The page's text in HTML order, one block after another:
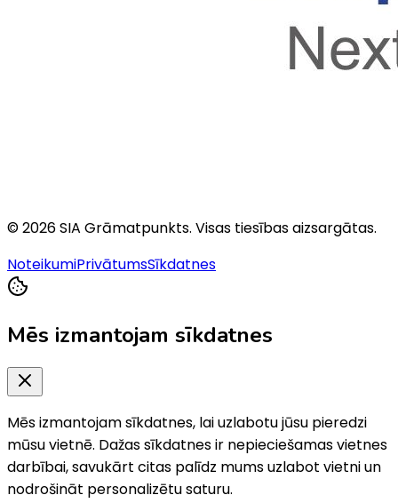
©2026SIA Grāmatpunkts. Visas tiesības aizsargātas.
NoteikumiPrivātumsSīkdatnes
Mēs izmantojam sīkdatnes
Mēs izmantojam sīkdatnes, lai uzlabotu jūsu pieredzi
mūsu vietnē. Dažas sīkdatnes ir nepieciešamas vietnes
darbībai, savukārt citas palīdz mums uzlabot vietni un
nodrošināt personalizētu saturu.